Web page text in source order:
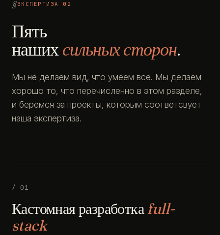
ЭКСПЕРТИЗА 02
Пять
нашихсильных сторон.
Мы не делаем вид, что умеем всё. Мы делаем
хорошо то, что перечисленно в этом разделе,
и беремся за проекты, которым соответсвует
наша экспертиза.
/ 01
Кастомная разработкаfull-
stack